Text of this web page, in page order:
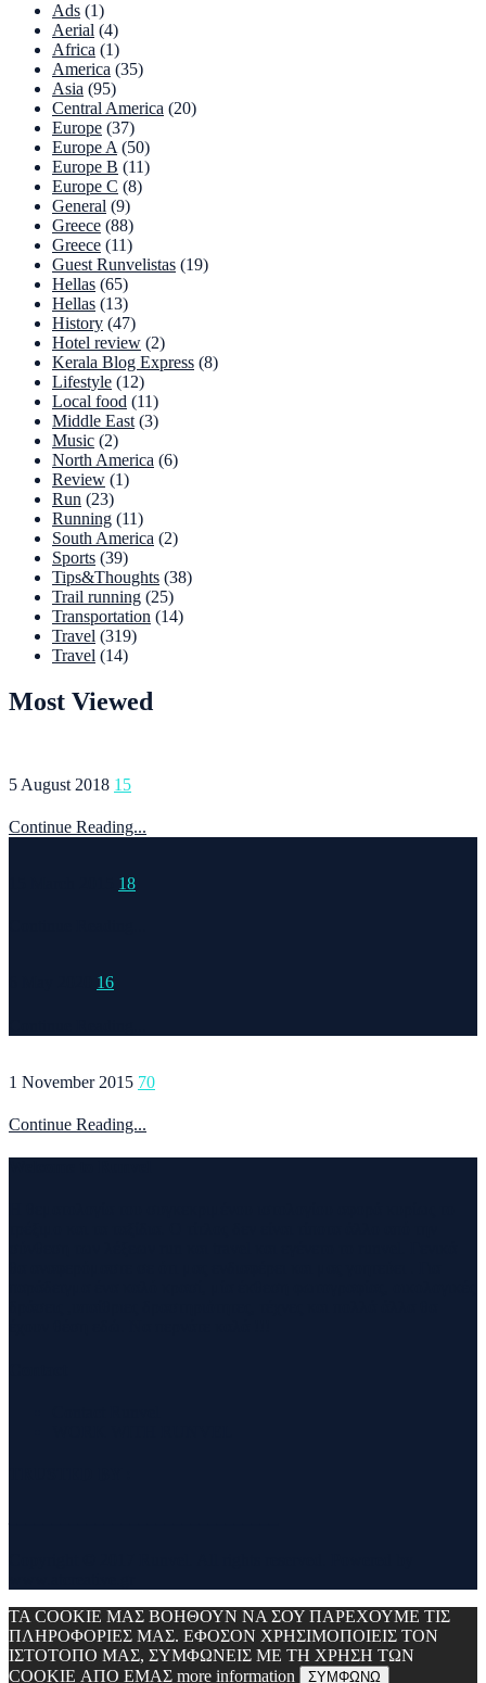
Ads (1)
Aerial (4)
Africa (1)
America (35)
Asia (95)
Central America (20)
Europe (37)
Europe A (50)
Europe B (11)
Europe C (8)
General (9)
Greece (88)
Greece (11)
Guest Runvelistas (19)
Hellas (65)
Hellas (13)
History (47)
Hotel review (2)
Kerala Blog Express (8)
Lifestyle (12)
Local food (11)
Middle East (3)
Music (2)
North America (6)
Review (1)
Run (23)
Running (11)
South America (2)
Sports (39)
Tips&Thoughts (38)
Trail running (25)
Transportation (14)
Travel (319)
Travel (14)
Most Viewed
5 August 2018 15
Continue Reading...
18
16
1 November 2015 70
Continue Reading...
ΤΑ COOKIE ΜΑΣ ΒΟΗΘΟΥΝ ΝΑ ΣΟΥ ΠΑΡΕΧΟΥΜΕ ΤΙΣ
ΠΛΗΡΟΦΟΡΙΕΣ ΜΑΣ. ΕΦΟΣΟΝ ΧΡΗΣΙΜΟΠΟΙΕΙΣ ΤΟΝ
ΙΣΤΟΤΟΠΟ ΜΑΣ, ΣΥΜΦΩΝΕΙΣ ΜΕ ΤΗ ΧΡΗΣΗ ΤΩΝ
COOKIE ΑΠΟ ΕΜΑΣ more information ΣΥΜΦΩΝΩ